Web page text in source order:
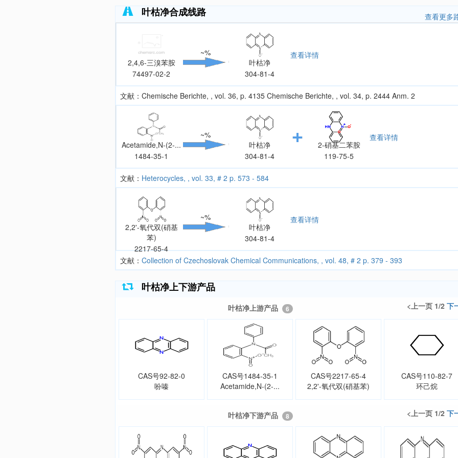
叶枯净合成线路 查看更多
2,4,6-三溴苯胺
74497-02-2
~%
叶枯净
304-81-4
查看详情
文献：Chemische Berichte, , vol. 36, p. 4135 Chemische Berichte, , vol. 34, p. 2444 Anm. 2
Acetamide,N-(2-...
1484-35-1
~%
叶枯净
304-81-4
2-硝基二苯胺
119-75-5
查看详情
文献： Heterocycles, , vol. 33, # 2 p. 573 - 584
2,2'-氧代双(硝基
苯)
2217-65-4
~%
叶枯净
304-81-4
查看详情
文献： Collection of Czechoslovak Chemical Communications, , vol. 48, # 2 p. 379 - 393
叶枯净上下游产品
叶枯净上游产品 6 <上一页 1/2 下
CAS号92-82-0
吩嗪
CAS号1484-35-1
Acetamide,N-(2-...
CAS号2217-65-4
2,2'-氧代双(硝基苯)
CAS号110-82-7
环己烷
叶枯净下游产品 8 <上一页 1/2 下